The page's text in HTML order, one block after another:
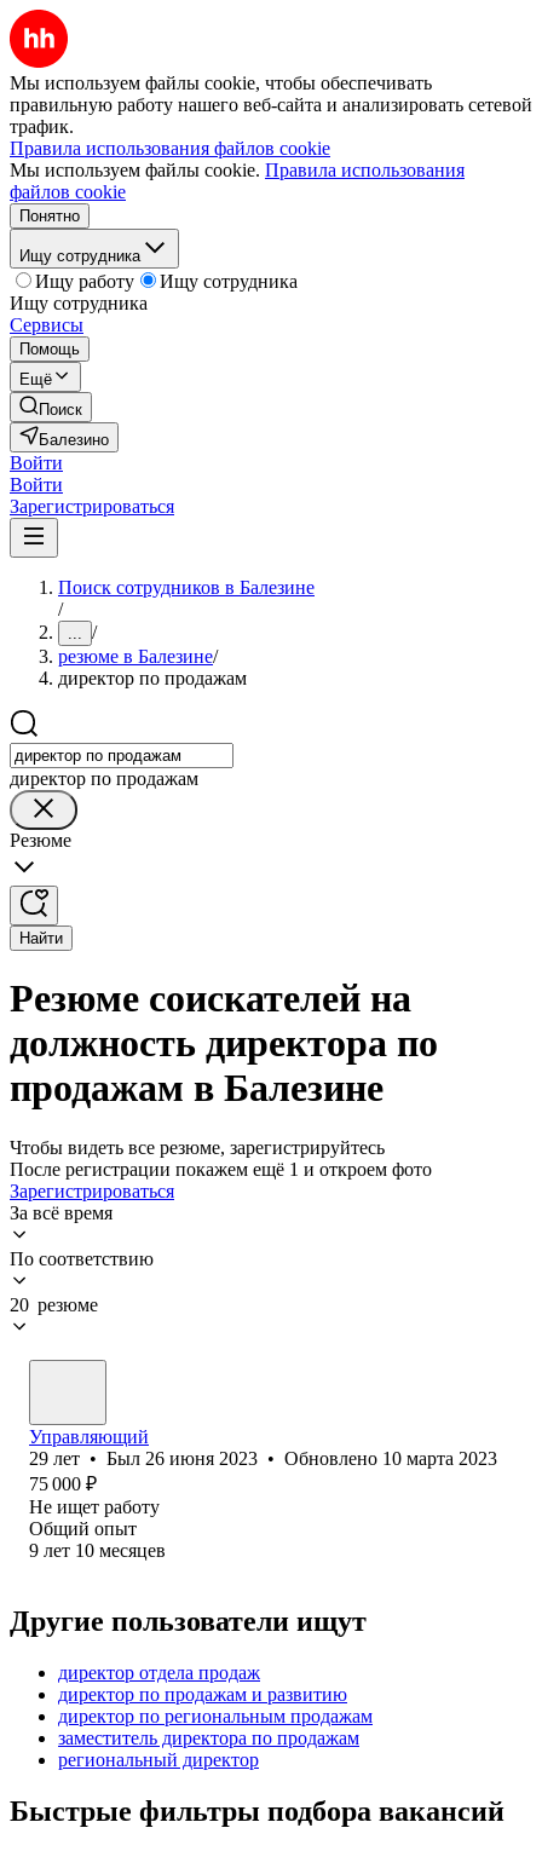
Мы используем файлы cookie, чтобы обеспечивать
правильную работу нашего веб-сайта и анализировать сетевой
трафик.
Правила использования файлов cookie
Мы используем файлы cookie. Правила использования
файлов cookie
Понятно
Ищу сотрудника
Ищу работу
Ищу сотрудника
Ищу сотрудника
Сервисы
Помощь
Ещё
Поиск
Балезино
Войти
Войти
Зарегистрироваться
Поиск сотрудников в Балезине
/
... /
резюме в Балезине/
директор по продажам
директор по продажам
Резюме
Найти
Резюме соискателей на
должность директора по
продажам в Балезине
Чтобы видеть все резюме, зарегистрируйтесь
После регистрации покажем ещё 1 и откроем фото
Зарегистрироваться
За всё время
По соответствию
20 резюме
Управляющий
29 лет • Был 26 июня 2023 • Обновлено 10 марта 2023
75 000 ₽
Не ищет работу
Общий опыт
9 лет 10 месяцев
Другие пользователи ищут
директор отдела продаж
директор по продажам и развитию
директор по региональным продажам
заместитель директора по продажам
региональный директор
Быстрые фильтры подбора вакансий